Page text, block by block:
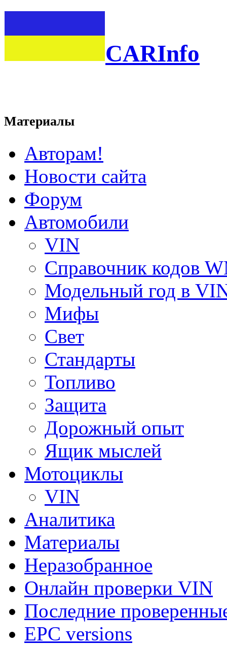
CARInfo
Материалы
Авторам!
Новости сайта
Форум
Автомобили
VIN
Справочник кодов
Модельный год в
Мифы
Свет
Стандарты
Топливо
Защита
Дорожный опыт
Ящик мыслей
Мотоциклы
VIN
Аналитика
Материалы
Неразобранное
Онлайн проверки VIN
Последние
EPC versions